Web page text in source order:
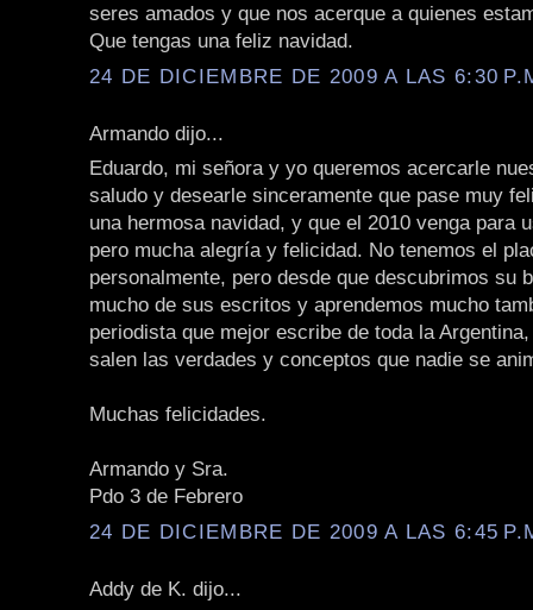
seres amados y que nos acerque a quienes
Que tengas una feliz navidad.
24 DE DICIEMBRE DE 2009 A LAS 6:30
Armando dijo...
Eduardo, mi señora y yo queremos acercarle
saludo y desearle sinceramente que pase muy
una hermosa navidad, y que el 2010 venga para
pero mucha alegría y felicidad. No tenemos el
personalmente, pero desde que descubrimos su
mucho de sus escritos y aprendemos mucho
periodista que mejor escribe de toda la
salen las verdades y conceptos que nadie se
Muchas felicidades.
Armando y Sra.
Pdo 3 de Febrero
24 DE DICIEMBRE DE 2009 A LAS 6:45
Addy de K. dijo...